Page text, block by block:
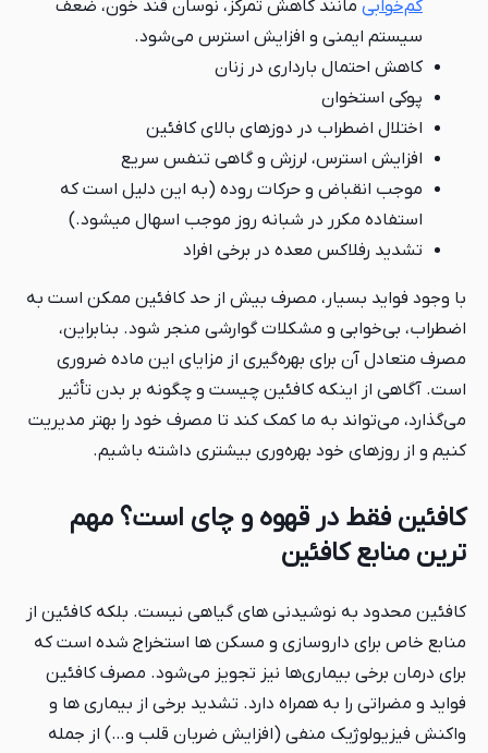
کم‌خوابی مانند کاهش تمرکز، نوسان قند خون، ضعف
سیستم ایمنی و افزایش استرس می‌شود.
کاهش احتمال بارداری در زنان
پوکی استخوان
اختلال اضطراب در دوزهای بالای کافئین
افزایش استرس، لرزش و گاهی تنفس سریع
موجب انقباض و حرکات روده (به این دلیل است که
استفاده مکرر در شبانه روز موجب اسهال می‎شود.)
تشدید رفلاکس معده در برخی افراد
با وجود فواید بسیار، مصرف بیش از حد کافئین ممکن است به
اضطراب، بی‌خوابی و مشکلات گوارشی منجر شود. بنابراین،
مصرف متعادل آن برای بهره‌گیری از مزایای این ماده ضروری
است. آگاهی از اینکه کافئین چیست و چگونه بر بدن تأثیر
می‌گذارد، می‌تواند به ما کمک کند تا مصرف خود را بهتر مدیریت
کنیم و از روزهای خود بهره‌وری بیشتری داشته باشیم.
کافئین فقط در قهوه و چای است؟ مهم
ترین منابع کافئین
کافئین محدود به نوشیدنی های گیاهی نیست. بلکه کافئین از
منابع خاص برای داروسازی و مسکن ها استخراج شده است که
برای درمان برخی بیماری‌ها نیز تجویز می‌شود. مصرف کافئین
فواید و مضراتی را به همراه دارد. تشدید برخی از بیماری ها و
واکنش فیزیولوژیک منفی (افزایش ضربان قلب و…) از جمله